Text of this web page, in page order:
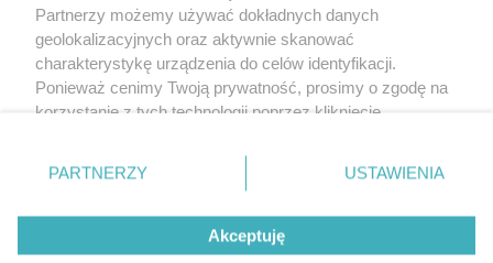
Partnerzy możemy używać dokładnych danych
geolokalizacyjnych oraz aktywnie skanować
charakterystykę urządzenia do celów identyfikacji.
Ponieważ cenimy Twoją prywatność, prosimy o zgodę na
korzystanie z tych technologii poprzez kliknięcie
zmienić/wycofać klikając przycisk ustawień prywatności
znajdujący się w lewym dolnym rogu strony
rodzaje przetwarzania danych nie wymagają zgody
użytkownika, ale masz prawo sprzeciwić się takiemu
PARTNERZY USTAWIENIA
Akceptuję